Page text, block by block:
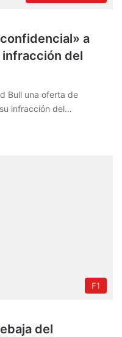
a
infracción del
Bull una oferta de
infracción del…
F1
del